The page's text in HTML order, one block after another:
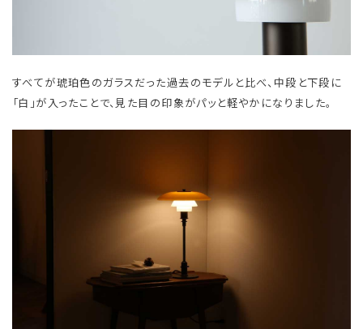
すべてが琥珀色のガラスだった過去のモデルと比べ、中段と下段に
「白」が入ったことで、見た目の印象がパッと軽やかになりました。